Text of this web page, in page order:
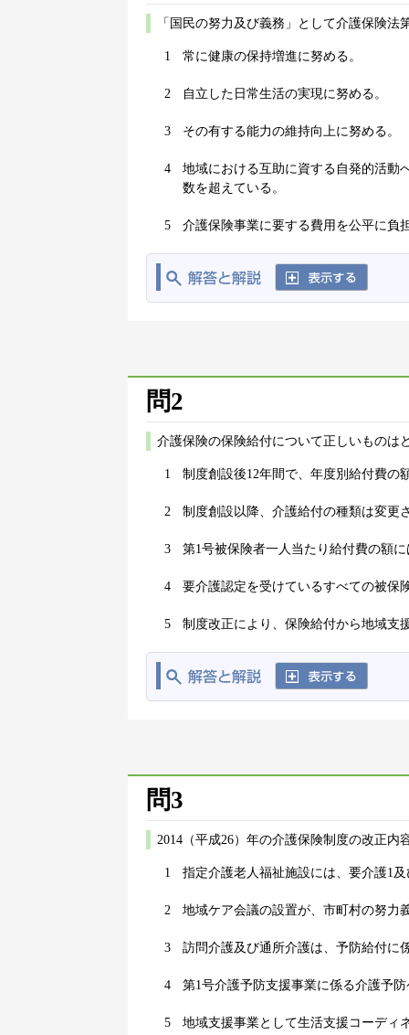
「国民の努力及び義務」として介護保険
1 常に健康の保持増進に努める。
2 自立した日常生活の実現に努める。
3 その有する能力の維持向上に努める。
4
地域における互助に資する自発的活動
数を超えている。
5 介護保険事業に要する費用を公平に負
問2
介護保険の保険給付について正しいものは
1 制度創設後12年間で、年度別給付費の
2 制度創設以降、介護給付の種類は変更
3 第1号被保険者一人当たり給付費の額
4 要介護認定を受けているすべての被保
5 制度改正により、保険給付から地域支
問3
2014（平成26）年の介護保険制度の改正
1 指定介護老人福祉施設には、要介護1
2 地域ケア会議の設置が、市町村の努力
3 訪問介護及び通所介護は、予防給付に
4 第1号介護予防支援事業に係る介護予
5
地域支援事業として生活支援コーディ